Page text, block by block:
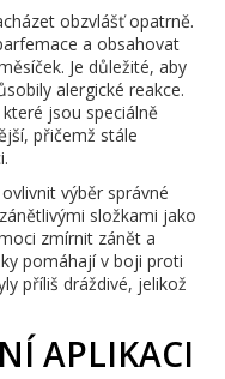
obzvlášť opatrně.
a obsahovat
Je důležité, aby
alergické reakce.
jsou speciálně
přičemž stále
výběr správné
složkami jako
zmírnit zánět a
pomáhají v boji proti
příliš dráždivé, jelikož
APLIKACI